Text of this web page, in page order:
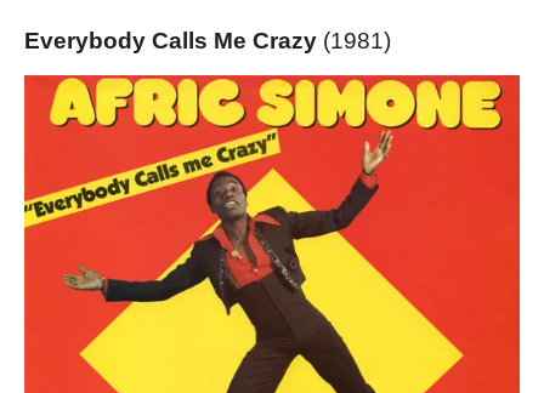
Everybody Calls Me Crazy (1981)